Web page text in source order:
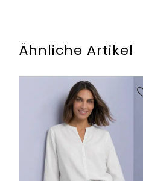
Ähnliche Artikel